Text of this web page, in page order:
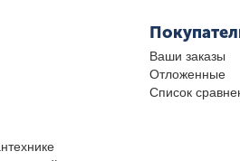
Ваши заказы
Отложенные
Список